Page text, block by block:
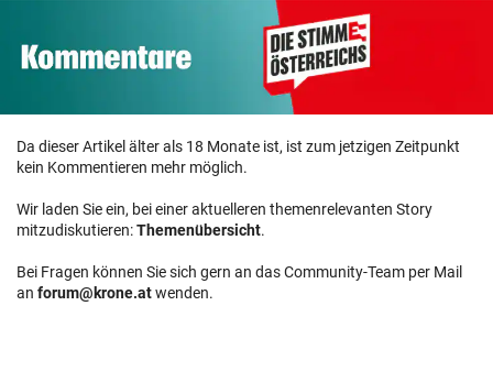
Da dieser Artikel älter als 18 Monate ist, ist zum jetzigen Zeitpunkt
kein Kommentieren mehr möglich.
Wir laden Sie ein, bei einer aktuelleren themenrelevanten Story
mitzudiskutieren:Themenübersicht.
Bei Fragen können Sie sich gern an das Community-Team per Mail
an forum@krone.atwenden.